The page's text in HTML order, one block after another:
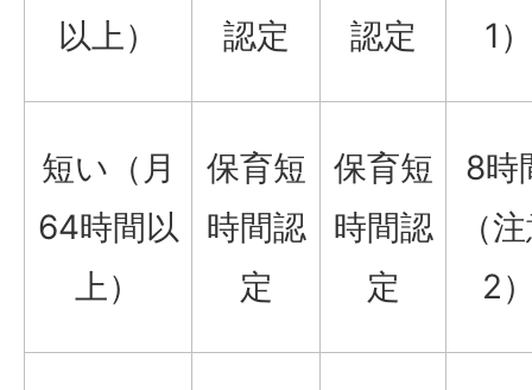
以上）
認定
認定
1）
短い（月
64時間以
上）
保育短
時間認
定
保育短
時間認
定
8時
（
2